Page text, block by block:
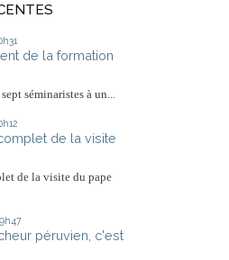
de la formation
séminaristes à un...
de la visite
de la visite du pape
péruvien, c'est